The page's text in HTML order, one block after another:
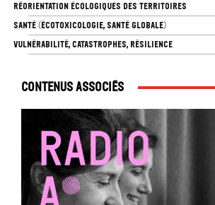
RÉORIENTATION ÉCOLOGIQUES DES TERRITOIRES
SANTÉ (ÉCOTOXICOLOGIE, SANTÉ GLOBALE)
VULNÉRABILITÉ, CATASTROPHES, RÉSILIENCE
Contenus associés